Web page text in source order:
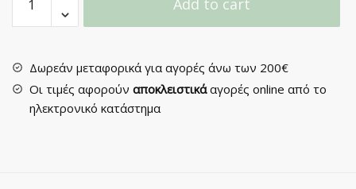
302
Add to cart
Δωρεάν μεταφορικά για αγορές άνω των 200€
Οι τιμές αφορούν αποκλειστικάαγορές online από το
ηλεκτρονικό κατάστημα